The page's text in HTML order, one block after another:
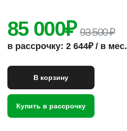
85 000₽ 93 500 ₽
в рассрочку: 2 644₽ / в мес.
В корзину
Купить в рассрочку